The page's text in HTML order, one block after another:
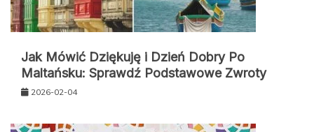
Jak Mówić Dziękuję i Dzień Dobry Po
Maltańsku: Sprawdź Podstawowe Zwroty
2026-02-04